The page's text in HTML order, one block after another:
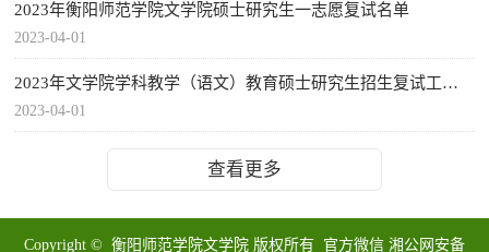
2023年衡阳师范学院文学院硕士研究生一志愿复试名单
2023-04-01
2023年文学院学科教学（语文）教育硕士研究生招生复试工作方案
2023-04-01
查看更多
Copyright © 衡阳师范学院文学院 版权所有 官方微信 湘公网安备